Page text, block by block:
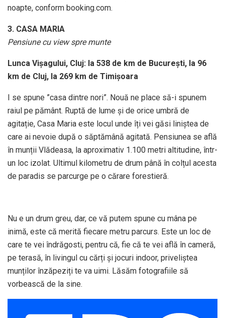
noapte, conform booking.com.
3. CASA MARIA
Pensiune cu view spre munte
Lunca Vișagului, Cluj: la 538 de km de București, la 96
km de Cluj, la 269 km de Timișoara
I se spune ”casa dintre nori”. Nouă ne place să-i spunem
raiul pe pământ. Ruptă de lume și de orice umbră de
agitație, Casa Maria este locul unde îți vei găsi liniștea de
care ai nevoie după o săptămână agitată. Pensiunea se află
în munții Vlădeasa, la aproximativ 1.100 metri altitudine, într-
un loc izolat. Ultimul kilometru de drum până în colțul acesta
de paradis se parcurge pe o cărare forestieră.
Nu e un drum greu, dar, ce vă putem spune cu mâna pe
inimă, este că merită fiecare metru parcurs. Este un loc de
care te vei îndrăgosti, pentru că, fie că te vei află în cameră,
pe terasă, în livingul cu cărți și jocuri indoor, priveliștea
munților înzăpeziți te va uimi. Lăsăm fotografiile să
vorbească de la sine.